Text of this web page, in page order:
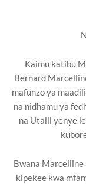
Kaimu katibu
Bernard
mafunzo ya
na nidhamu ya
na Utalii yenye
Bwana Marcelline
kipekee kwa